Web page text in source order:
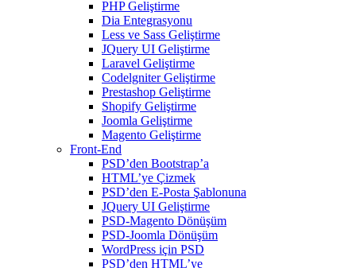
PHP Geliştirme
Dia Entegrasyonu
Less ve Sass Geliştirme
JQuery UI Geliştirme
Laravel Geliştirme
Codelgniter Geliştirme
Prestashop Geliştirme
Shopify Geliştirme
Joomla Geliştirme
Magento Geliştirme
Front-End
PSD’den Bootstrap’a
HTML’ye Çizmek
PSD’den E-Posta Şablonuna
JQuery UI Geliştirme
PSD-Magento Dönüşüm
PSD-Joomla Dönüşüm
WordPress için PSD
PSD’den HTML’ye